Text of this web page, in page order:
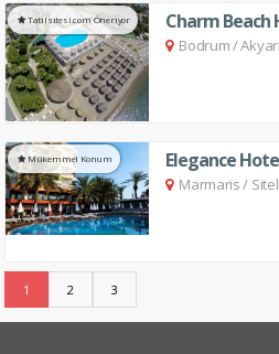
Tatilsitesi.com Öneriyor Charm Beach
Bodrum/
Mükemmel Konum Elegance
Marmaris/
1 2 3